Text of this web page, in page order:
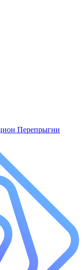
Перепрыгни